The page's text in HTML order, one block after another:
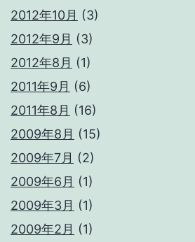
2012年10月 (3)
2012年9月 (3)
2012年8月 (1)
2011年9月 (6)
2011年8月 (16)
2009年8月 (15)
2009年7月 (2)
2009年6月 (1)
2009年3月 (1)
2009年2月 (1)